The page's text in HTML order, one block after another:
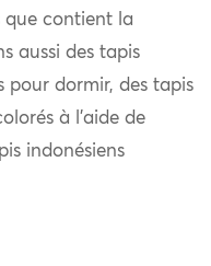
que contient la
aussi des tapis
pour dormir, des tapis
à l’aide de
indonésiens